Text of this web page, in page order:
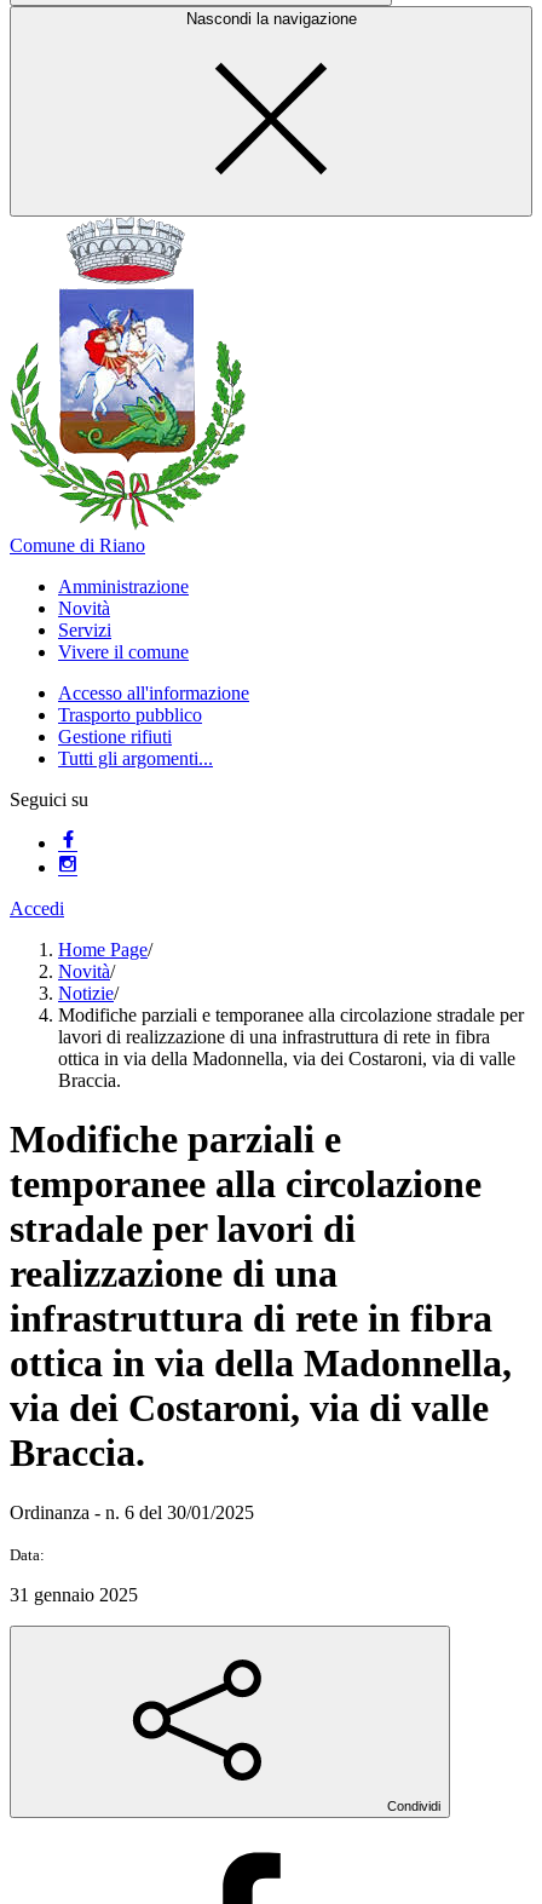
Nascondi la navigazione
Comune di Riano
Amministrazione
Novità
Servizi
Vivere il comune
Accesso all'informazione
Trasporto pubblico
Gestione rifiuti
Tutti gli argomenti...
Seguici su
Accedi
Home Page/
Novità/
Notizie/
Modifiche parziali e temporanee alla circolazione stradale per
lavori di realizzazione di una infrastruttura di rete in fibra
ottica in via della Madonnella, via dei Costaroni, via di valle
Braccia.
Modifiche parziali e
temporanee alla circolazione
stradale per lavori di
realizzazione di una
infrastruttura di rete in fibra
ottica in via della Madonnella,
via dei Costaroni, via di valle
Braccia.
Ordinanza - n. 6 del 30/01/2025
Data:
31 gennaio 2025
Condividi